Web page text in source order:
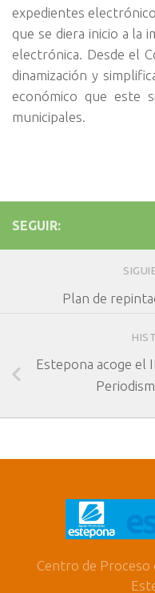
expedientes
que se diera inicio a la
electrónica. Desde el
dinamización y
económico que este
municipales.
SEGUIR:
Plan de
Estepona acoge el
Centro de Proceso